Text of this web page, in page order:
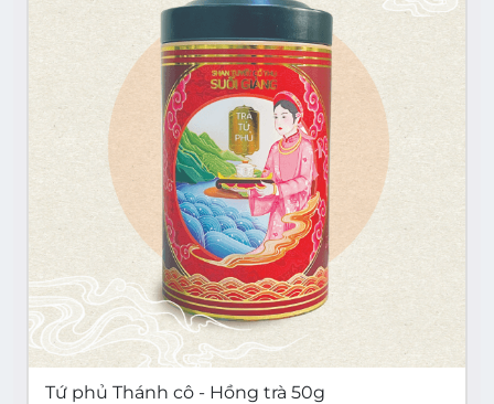
Tứ phủ Thánh cô - Hồng trà 50g